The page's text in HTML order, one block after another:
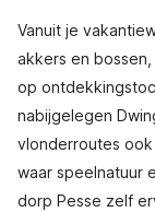
Vanuit je
akkers en
op
nabijgelegen
vlonderroutes
waar speelnatuur
dorp Pesse zelf